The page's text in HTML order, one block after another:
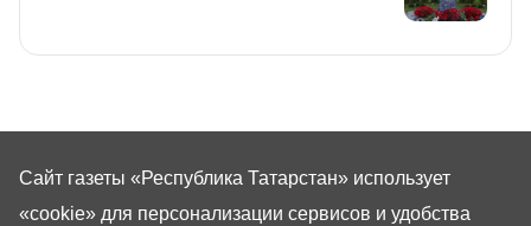
Сайт газеты «Республика Татарстан» использует
«cookie» для персонализации сервисов и удобства